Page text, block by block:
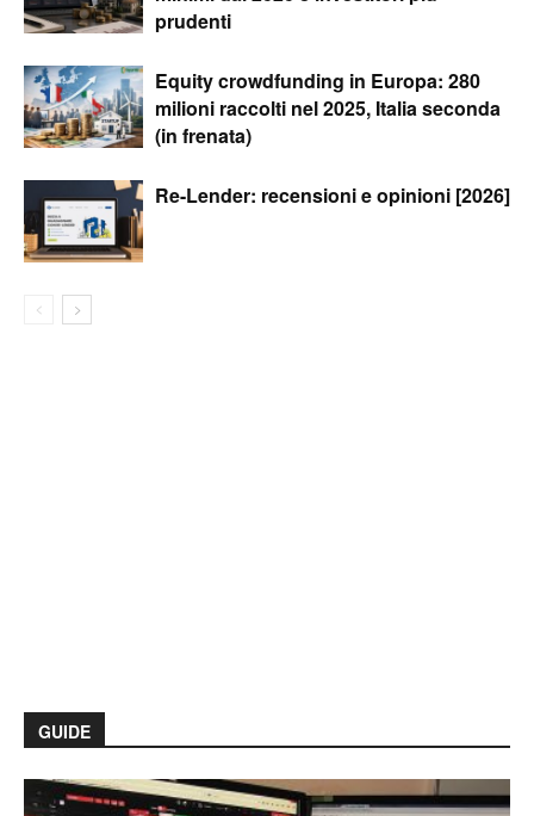
prudenti
Equity crowdfunding in Europa: 280
milioni raccolti nel 2025, Italia seconda
(in frenata)
Re-Lender: recensioni e opinioni [2026]
GUIDE